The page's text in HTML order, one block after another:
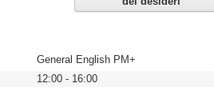
General English PM+
12:00 - 16:00